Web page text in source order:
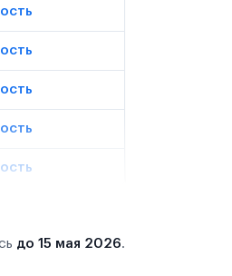
до 15 мая 2026.